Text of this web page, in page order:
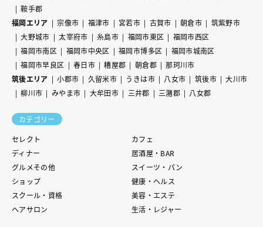
鞍手郡
福岡エリア
宗像市 福津市 宮若市 古賀市 朝倉市
筑紫野市
大野城市
太宰府市 糸島市 福岡市東区
福岡市西区
福岡市南区
福岡市中央区 福岡市博多区
福岡市城南区
福岡市早良区
春日市 糟屋郡 朝倉郡
那珂川市
筑後エリア
小郡市 久留米市 うきは市 八女市 筑後市
大川市
柳川市
みやま市 大牟田市 三井郡 三潴郡 八女郡
カテゴリー
セレクト
カフェ
ディナー
居酒屋・BAR
グルメその他
スイーツ・パン
ショップ
健康・ヘルス
スクール・資格
美容・エステ
ヘアサロン
生活・レジャー